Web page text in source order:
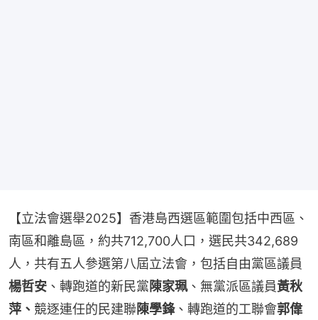
【立法會選舉2025】香港島西選區範圍包括中西區、
南區和離島區，約共712,700人口，選民共342,689
人，共有五人參選第八屆立法會，包括自由黨區議員
楊哲安 、轉跑道的新民黨陳家珮、無黨派區議員黃秋
萍、 競逐連任的民建聯陳學鋒、轉跑道的工聯會郭偉